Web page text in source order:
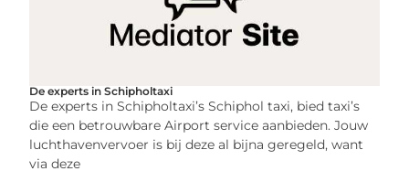
De experts in Schipholtaxi
De experts in Schipholtaxi’s Schiphol taxi, bied taxi’s
die een betrouwbare Airport service aanbieden. Jouw
luchthavenvervoer is bij deze al bijna geregeld, want
via deze